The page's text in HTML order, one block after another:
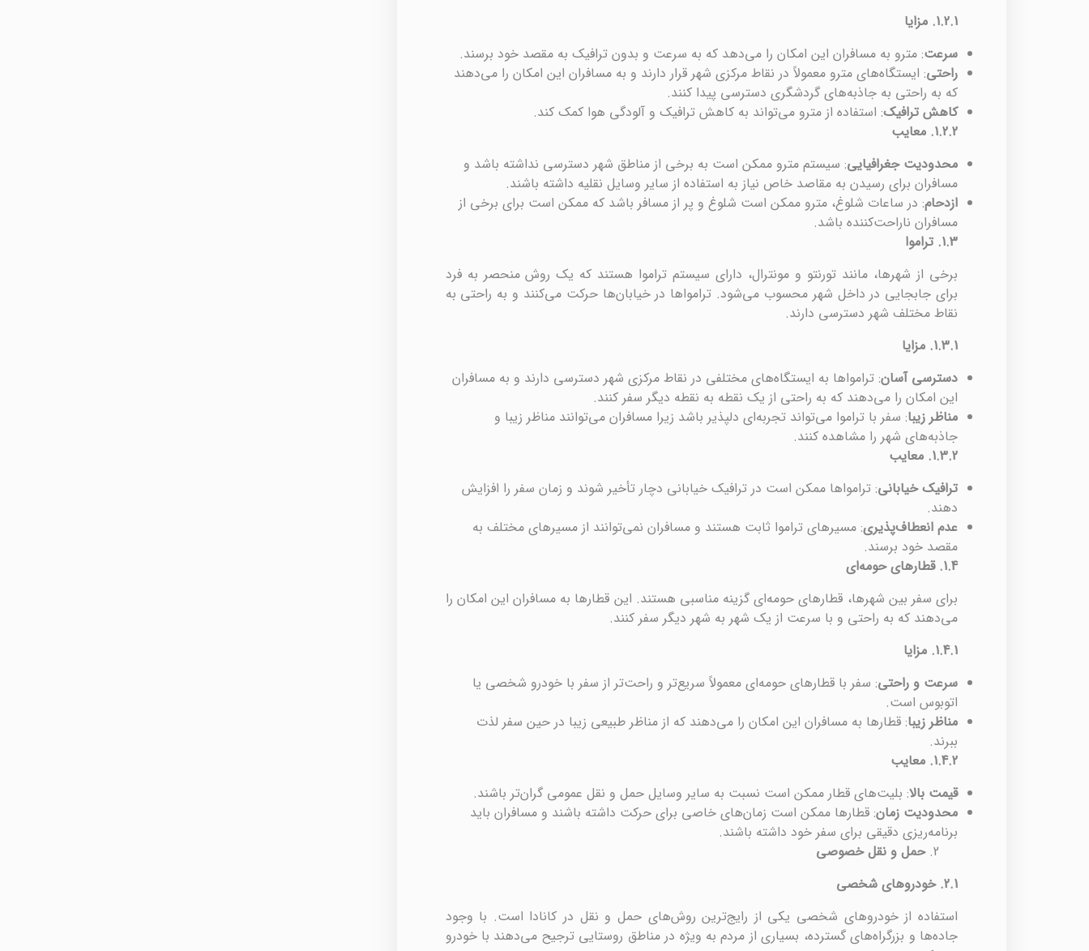
1.2.1. مزایا
سرعت: مترو به مسافران این امکان را می‌دهد که به سرعت و بدون ترافیک به مقصد خود برسند.
راحتی: ایستگاه‌های مترو معمولاً در نقاط مرکزی شهر قرار دارند و به مسافران این امکان را می‌دهند
که به راحتی به جاذبه‌های گردشگری دسترسی پیدا کنند.
کاهش ترافیک: استفاده از مترو می‌تواند به کاهش ترافیک و آلودگی هوا کمک کند.
1.2.2. معایب
محدودیت جغرافیایی: سیستم مترو ممکن است به برخی از مناطق شهر دسترسی نداشته باشد و
مسافران برای رسیدن به مقاصد خاص نیاز به استفاده از سایر وسایل نقلیه داشته باشند.
ازدحام: در ساعات شلوغ، مترو ممکن است شلوغ و پر از مسافر باشد که ممکن است برای برخی از
مسافران ناراحت‌کننده باشد.
1.3. تراموا
برخی از شهرها، مانند تورنتو و مونترال، دارای سیستم تراموا هستند که یک روش منحصر به فرد
برای جابجایی در داخل شهر محسوب می‌شود. ترامواها در خیابان‌ها حرکت می‌کنند و به راحتی به
نقاط مختلف شهر دسترسی دارند.
1.3.1. مزایا
دسترسی آسان: ترامواها به ایستگاه‌های مختلفی در نقاط مرکزی شهر دسترسی دارند و به مسافران
این امکان را می‌دهند که به راحتی از یک نقطه به نقطه دیگر سفر کنند.
مناظر زیبا: سفر با تراموا می‌تواند تجربه‌ای دلپذیر باشد زیرا مسافران می‌توانند مناظر زیبا و
جاذبه‌های شهر را مشاهده کنند.
1.3.2. معایب
ترافیک خیابانی: ترامواها ممکن است در ترافیک خیابانی دچار تأخیر شوند و زمان سفر را افزایش
دهند.
عدم انعطاف‌پذیری: مسیرهای تراموا ثابت هستند و مسافران نمی‌توانند از مسیرهای مختلف به
مقصد خود برسند.
1.4. قطارهای حومه‌ای
برای سفر بین شهرها، قطارهای حومه‌ای گزینه مناسبی هستند. این قطارها به مسافران این امکان را
می‌دهند که به راحتی و با سرعت از یک شهر به شهر دیگر سفر کنند.
1.4.1. مزایا
سرعت و راحتی: سفر با قطارهای حومه‌ای معمولاً سریع‌تر و راحت‌تر از سفر با خودرو شخصی یا
اتوبوس است.
مناظر زیبا: قطارها به مسافران این امکان را می‌دهند که از مناظر طبیعی زیبا در حین سفر لذت
ببرند.
1.4.2. معایب
قیمت بالا: بلیت‌های قطار ممکن است نسبت به سایر وسایل حمل و نقل عمومی گران‌تر باشند.
محدودیت زمان: قطارها ممکن است زمان‌های خاصی برای حرکت داشته باشند و مسافران باید
برنامه‌ریزی دقیقی برای سفر خود داشته باشند.
حمل و نقل خصوصی
2.1. خودروهای شخصی
استفاده از خودروهای شخصی یکی از رایج‌ترین روش‌های حمل و نقل در کانادا است. با وجود
جاده‌ها و بزرگراه‌های گسترده، بسیاری از مردم به ویژه در مناطق روستایی ترجیح می‌دهند با خودرو